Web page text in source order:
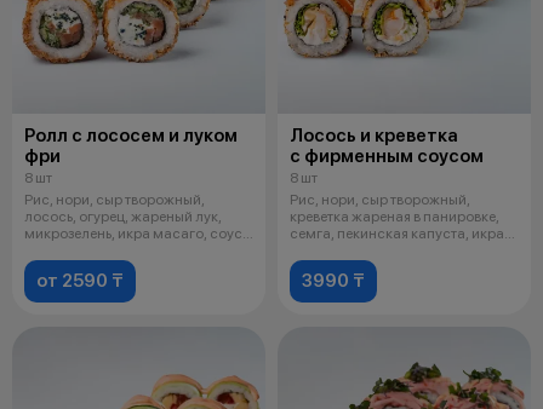
Ролл с лососем и луком
фри
8 шт
Рис, нори, сыр творожный,
лосось, огурец, жареный лук,
микрозелень, икра масаго, соус
от 2590 ₸
Лосось и креветка
с фирменным соусом
8 шт
Рис, нори, сыр творожный,
креветка жареная в панировке,
семга, пекинская капуста, икра
3990 ₸